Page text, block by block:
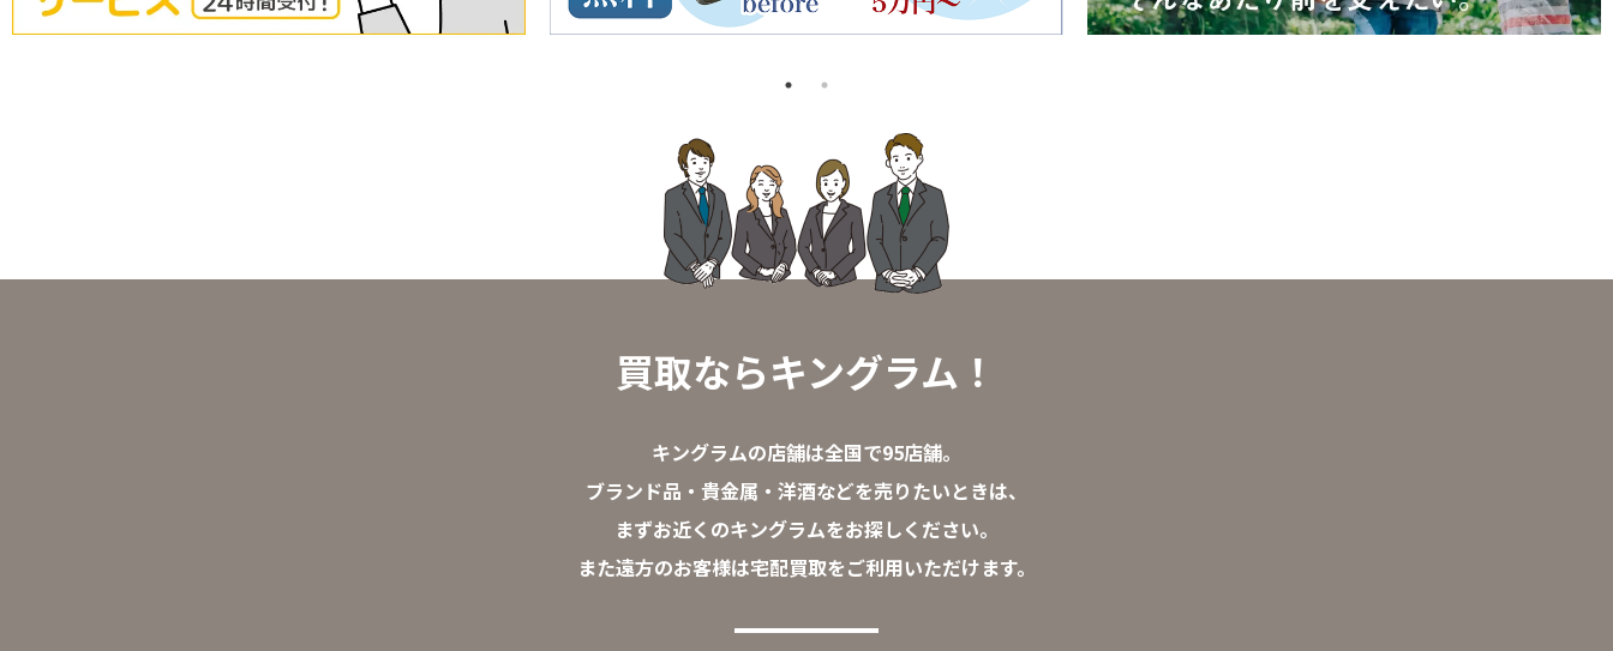
買取ならキングラム！
キングラムの店舗は全国で95店舗。
ブランド品・貴金属・洋酒などを売りたいときは、
まずお近くのキングラムをお探しください。
また遠方のお客様は宅配買取をご利用いただけます。